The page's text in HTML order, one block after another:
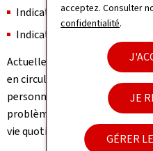
acceptez. Consulter
confidentialité.
JE
GÉRER
Indicateurs de téléphones et
Indicateurs comprenant les
Actuellement, presque 900
en circulation et aident à
personnes malentendantes.
problèmes auxquels les
vie quotidienne.